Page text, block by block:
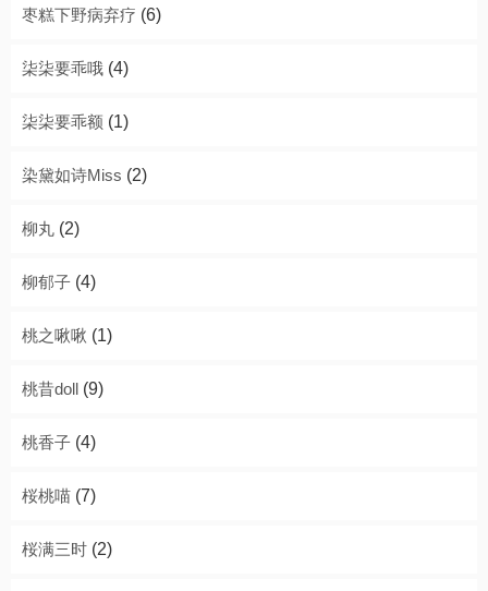
枣糕下野病弃疗 (6)
柒柒要乖哦 (4)
柒柒要乖额 (1)
染黛如诗Miss (2)
柳丸 (2)
柳郁子 (4)
桃之啾啾 (1)
桃昔doll (9)
桃香子 (4)
桜桃喵 (7)
桜满三时 (2)